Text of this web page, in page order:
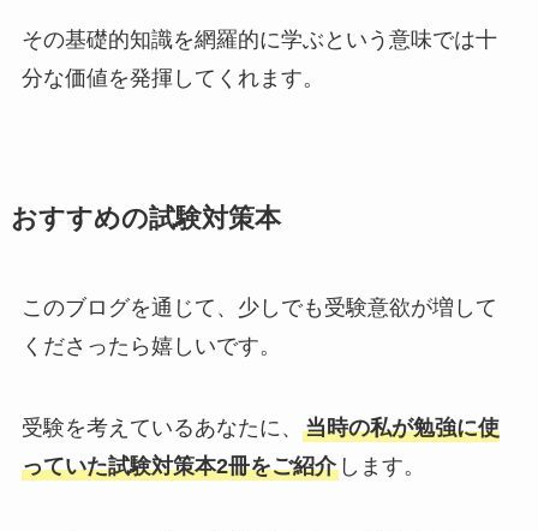
その基礎的知識を網羅的に学ぶという意味では十
分な価値を発揮してくれます。
おすすめの試験対策本
このブログを通じて、少しでも受験意欲が増して
くださったら嬉しいです。
受験を考えているあなたに、 当時の私が勉強に使
っていた試験対策本2冊をご紹介します。